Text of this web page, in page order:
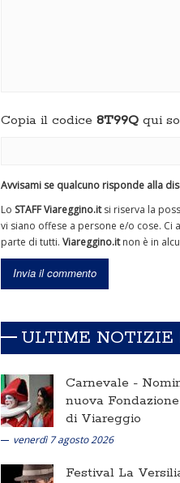
Copia il codice 8T99Q qui
Avvisami se qualcuno risponde alla
Lo STAFF Viareggino.itsi riserva la
vi siano offese a persone e/o cose. Ci
parte di tutti. Viareggino.itnon è in
ULTIME NOTIZIE
Carnevale -
nuova
di Viareggio
venerdì 7 agosto 2026
Festival La